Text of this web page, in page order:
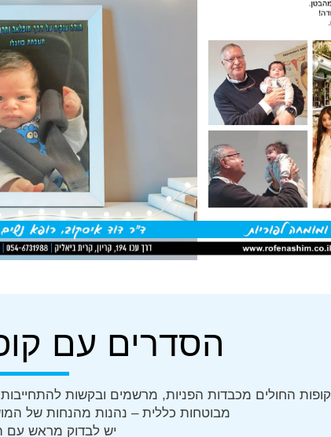
הסדרים עם
קופות החולים מכבדות הפניות, מרשמים ובקשות
מבוטחות כללית – נהנות מהנחות של
יש לבדוק מראש עם